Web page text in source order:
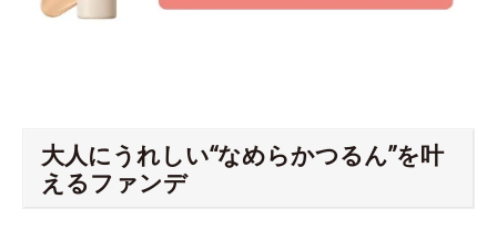
大人にうれしい“なめらかつるん”を叶
えるファンデ